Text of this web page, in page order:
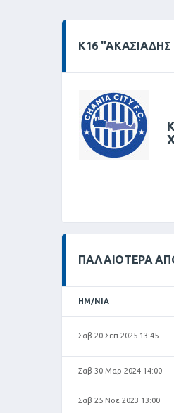
Κ16 "ΑΚΑΣΙΆΔΗΣ
ΠΑΛΑΙΌΤΕΡΑ
ΗΜ/ΝΊΑ
Σαβ 20 Σεπ 2025 13:45
Σαβ 30 Μαρ 2024 14:00
Σαβ 25 Νοε 2023 13:00